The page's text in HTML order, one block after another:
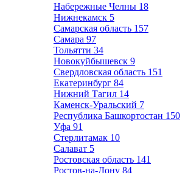
Набережные Челны 18
Нижнекамск 5
Самарская область 157
Самара 97
Тольятти 34
Новокуйбышевск 9
Свердловская область 151
Екатеринбург 84
Нижний Тагил 14
Каменск-Уральский 7
Республика Башкортостан 150
Уфа 91
Стерлитамак 10
Салават 5
Ростовская область 141
Ростов-на-Дону 84